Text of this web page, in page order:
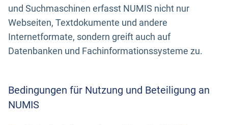
und Suchmaschinen erfasst NUMIS nicht nur
Webseiten, Textdokumente und andere
Internetformate, sondern greift auch auf
Datenbanken und Fachinformationssysteme zu.
Bedingungen für Nutzung und Beteiligung an
NUMIS